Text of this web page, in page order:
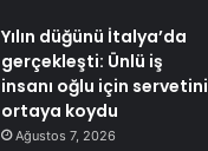
Yılın düğünü İtalya’da
gerçekleşti: Ünlü iş
insanı oğlu için servetini
ortaya koydu
Ağustos 7, 2026